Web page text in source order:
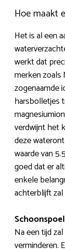
Hoe maakt
Het is al een
werkt dat
merken zoals
zogenaamde
harsbolletjes
verdwijnt het
deze
waarde van
goed dat er
enkele
achterblijft
Na een tijd
verminderen.